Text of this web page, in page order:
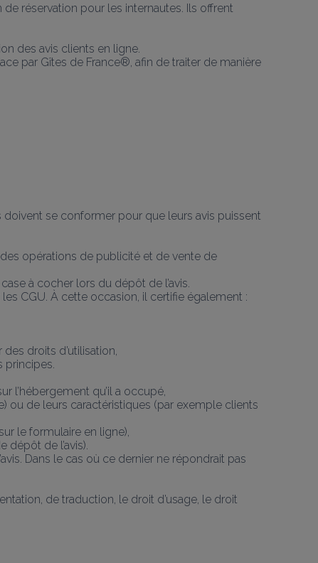
réservation pour les internautes. Ils offrent
des avis clients en ligne.
par Gîtes de France®, afin de traiter de manière
se conformer pour que leurs avis puissent
opérations de publicité et de vente de
à cocher lors du dépôt de l’avis.
CGU. À cette occasion, il certifie également :
droits d’utilisation,
principes.
l’hébergement qu’il a occupé,
ou de leurs caractéristiques (par exemple clients
le formulaire en ligne),
dépôt de l’avis).
Dans le cas où ce dernier ne répondrait pas
de traduction, le droit d’usage, le droit